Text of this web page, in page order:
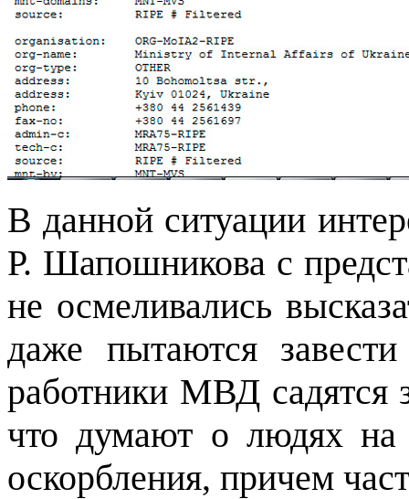
В данной ситуации
Р. Шапошникова с
не осмеливались
даже пытаются
работники МВД садятся
что думают о людях
оскорбления, причем